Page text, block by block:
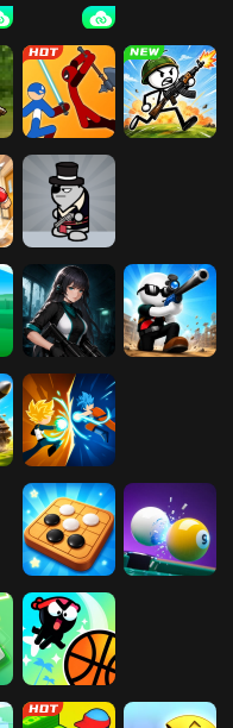
CS2
火柴人大乱斗
混乱大枪战
末日生存笔记
火柴人至尊决
斗
五子棋
疯狂灌篮